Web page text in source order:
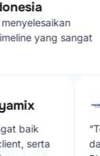
menyelesaikan
timeline yang
serta